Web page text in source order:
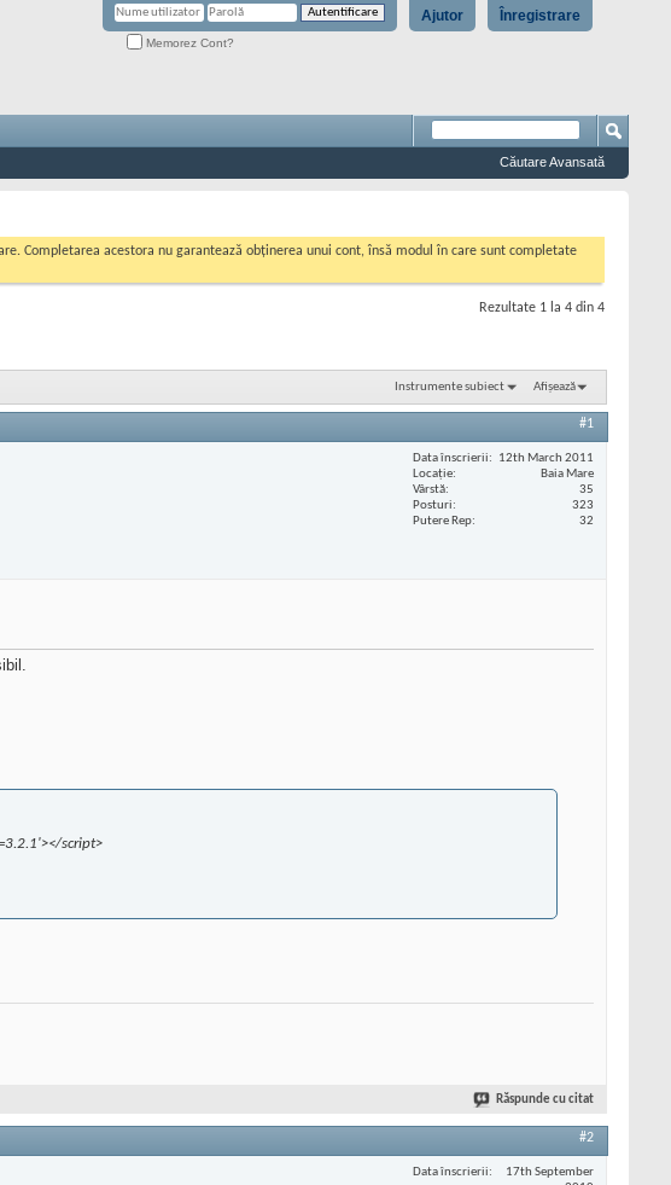
Înregistrare
Ajutor
Memorez Cont?
Căutare Avansată
Completarea acestora nu garantează obținerea unui cont, însă modul în care sunt completate
Rezultate 1 la 4 din 4
Instrumente subiect Afișează
#1
Data înscrierii
12th March 2011
Locaţie
Baia Mare
Vârstă
35
Posturi
323
Putere Rep
32
script>
Răspunde cu citat
#2
Data înscrierii
17th September